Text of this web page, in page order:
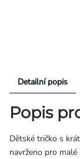
Detailní popis
Popis
Dětské tričko s
navrženo pro